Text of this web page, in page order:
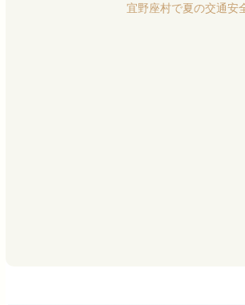
宜野座村で夏の交通安